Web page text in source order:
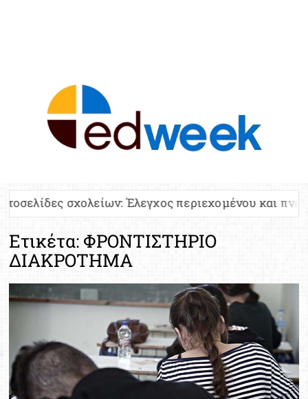
σχολείων: Έλεγχος περιεχομένου και πνευματικών
Ετικέτα: ΦΡΟΝΤΙΣΤΗΡΙΟ
ΔΙΑΚΡΟΤΗΜΑ